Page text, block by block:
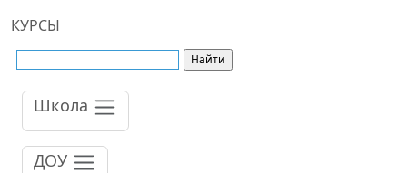
КУРСЫ
Школа
ДОУ